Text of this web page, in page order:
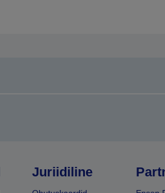
Juriidiline